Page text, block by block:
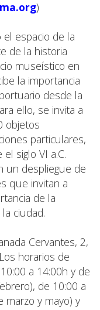
)
espacio de la
de la historia
museístico en
la importancia
desde la
ello, se invita a
objetos
particulares,
siglo VI a.C.
un despliegue de
que invitan a
de la
ciudad.
Cervantes, 2,
horarios de
a 14:00h y de
de 10:00 a
marzo y mayo) y